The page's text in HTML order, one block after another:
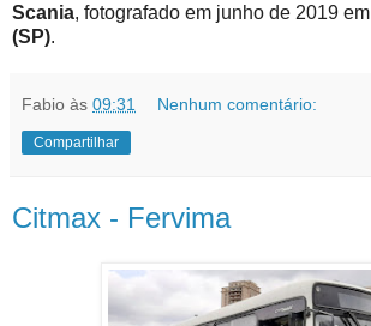
Scania, fotografado em junho de 2019 em
(SP).
Fabio às 09:31 Nenhum comentário:
Compartilhar
Citmax - Fervima